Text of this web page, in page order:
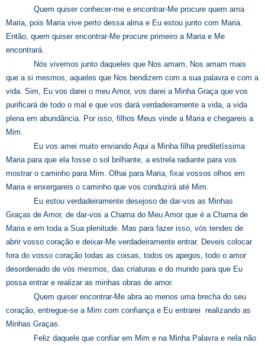
Quem quiser conhecer-me e encontrar-Me procure quem ama
Maria, pois Maria vive perto dessa alma e Eu estou junto com Maria.
Então, quem quiser encontrar-Me procure primeiro a Maria e Me
encontrará.
Nós vivemos junto daqueles que Nos amam, Nos amam mais
que a si mesmos, aqueles que Nos bendizem com a sua palavra e com a
vida. Sim, Eu vos darei o meu Amor, vos darei a Minha Graça que vos
purificará de todo o mal e que vos dará verdadeiramente a vida, a vida
plena em abundância. Por isso, filhos Meus vinde a Maria e chegareis a
Mim.
Eu vos amei muito enviando Aqui a Minha filha prediletíssima
Maria para que ela fosse o sol brilhante, a estrela radiante para vos
mostrar o caminho para Mim. Olhai para Maria, fixai vossos olhos em
Maria e enxergareis o caminho que vos conduzirá até Mim.
Eu estou verdadeiramente desejoso de dar-vos as Minhas
Graças de Amor, de dar-vos a Chama do Meu Amor que é a Chama de
Maria e em toda a Sua plenitude. Mas para fazer isso, vós tendes de
abrir vosso coração e deixar-Me verdadeiramente entrar. Deveis colocar
fora do vosso coração todas as coisas, todos os apegos, todo o amor
desordenado de vós mesmos, das criaturas e do mundo para que Eu
possa entrar e realizar as minhas obras de amor.
Quem quiser encontrar-Me abra ao menos uma brecha do seu
coração, entregue-se a Mim com confiança e Eu entrarei realizando as
Minhas Graças.
Feliz daquele que confiar em Mim e na Minha Palavra e nela não